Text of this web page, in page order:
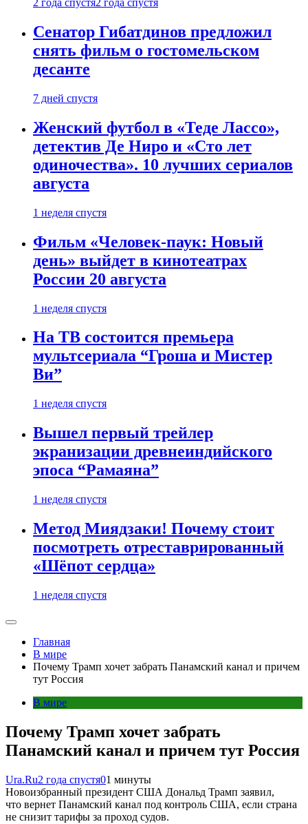
2 года спустя2 года спустя
Сенатор Гибатдинов предложил
снять фильм о гостомельском
десанте
7 дней спустя
Женский футбол в «Теде Лассо»,
детектив Де Ниро и «Сто лет
одиночества». 10 лучших сериалов
августа
1 неделя спустя
Фильм «Человек-паук: Новый
день» выйдет в кинотеатрах
России 20 августа
1 неделя спустя
На ТВ состоится премьера
мультсериала “Гроша и Мистер
Ви”
1 неделя спустя
Вышел первый трейлер
экранизации древнеиндийского
эпоса “Рамаяна”
1 неделя спустя
Метод Миядзаки! Почему стоит
посмотреть отреставрированный
«Шёпот сердца»
1 неделя спустя
Главная
В мире
Почему Трамп хочет забрать Панамский канал и причем
тут Россия
В мире
Почему Трамп хочет забрать
Панамский канал и причем тут Россия
Ura.Ru2 года спустя01 минуты
Новоизбранный президент США Дональд Трамп заявил,
что вернет Панамский канал под контроль США, если страна
не снизит тарифы за проход судов.